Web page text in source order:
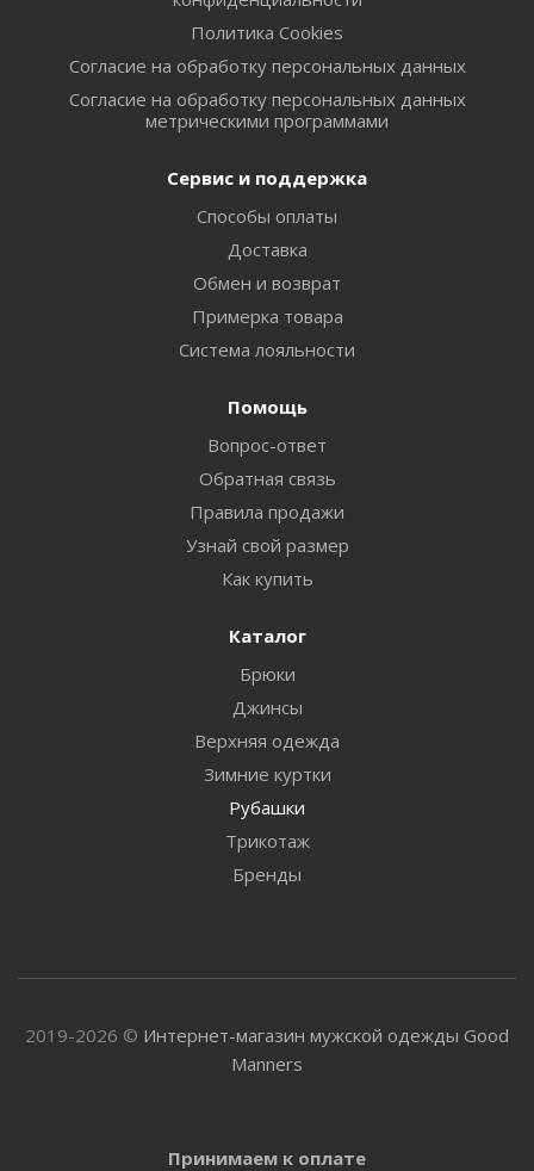
Политика Cookies
Согласие на обработку персональных данных
Согласие на обработку персональных данных
метрическими программами
Сервис и поддержка
Способы оплаты
Доставка
Обмен и возврат
Примерка товара
Система лояльности
Помощь
Вопрос-ответ
Обратная связь
Правила продажи
Узнай свой размер
Как купить
Каталог
Брюки
Джинсы
Верхняя одежда
Зимние куртки
Рубашки
Трикотаж
Бренды
2019-2026 © Интернет-магазин мужской одежды Good
Manners
Принимаем к оплате